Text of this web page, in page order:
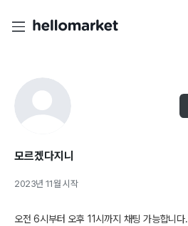
모르겠다지니
2023년 11월 시작
오전 6시부터 오후 11시까지 채팅 가능합니다.